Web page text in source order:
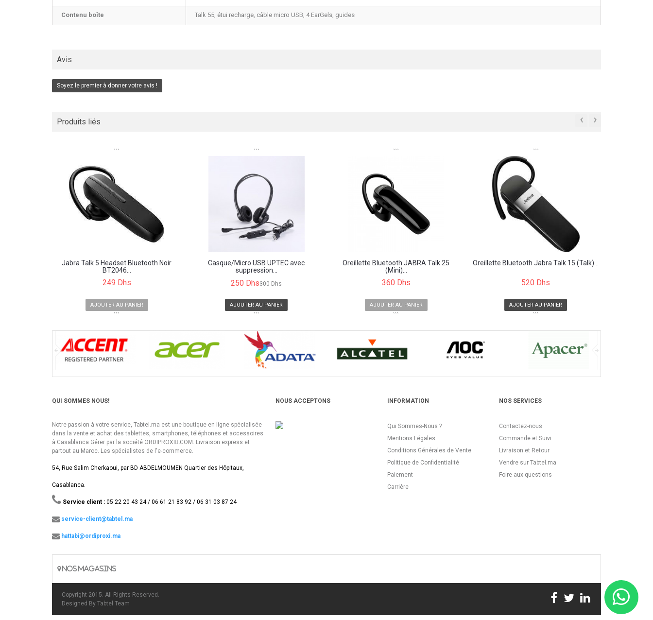
Contenu boîte Talk 55, étui recharge, câble micro USB, 4 EarGels, guides
Avis
Soyez le premier à donner votre avis !
Produits liés ‹ ›
```
Jabra Talk 5 Headset Bluetooth Noir
BT2046...
249 Dhs
AJOUTER AU PANIER
```
```
Casque/Micro USB UPTEC avec
suppression...
250 Dhs300 Dhs
AJOUTER AU PANIER
```
```
Oreillette Bluetooth JABRA Talk 25
(Mini)...
360 Dhs
AJOUTER AU PANIER
```
```
Oreillette Bluetooth Jabra Talk 15 (Talk)...
520 Dhs
AJOUTER AU PANIER
```
QUI SOMMES NOUS!
Notre passion à votre service, Tabtel.ma est une boutique en ligne spécialisée
dans la vente et achat des tablettes, smartphones, téléphones et accessoires
à Casablanca Gérer par la société ORDIPROXI.ِCOM. Livraison express et
partout au Maroc. Les spécialistes de l'e-commerce.
54, Rue Salim Cherkaoui, par BD ABDELMOUMEN Quartier des Hôpitaux,
Casablanca.
Service client : 05 22 20 43 24 / 06 61 21 83 92 / 06 31 03 87 24
service-client@tabtel.ma
hattabi@ordiproxi.ma
NOUS ACCEPTONS INFORMATION
Qui Sommes-Nous ?
Mentions Légales
Conditions Générales de Vente
Politique de Confidentialité
Paiement
Carrière
NOS SERVICES
Contactez-nous
Commande et Suivi
Livraison et Retour
Vendre sur Tabtel.ma
Foire aux questions
NOS MAGASINS
Copyright 2015. All Rights Reserved.
Designed By Tabtel Team